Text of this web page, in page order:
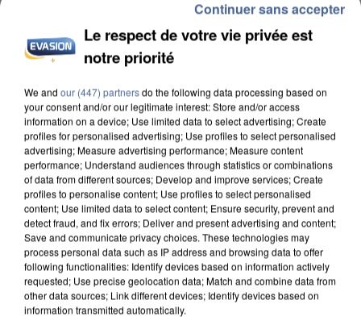
UNE TOURISTE DE L’OISE EMPORTÉE PAR UNE
COULÉE DE BOUE EN HAUTE-SAVOIE
Le respect de votre vie privée est
notre priorité
We and our (447) partnersdo the following data processing based on
your consent and/or our legitimate interest: Store and/or access
information on a device; Use limited data to select advertising; Create
profiles for personalised advertising; Use profiles to select personalised
advertising; Measure advertising performance; Measure content
performance; Understand audiences through statistics or combinations
of data from different sources; Develop and improve services; Create
profiles to personalise content; Use profiles to select personalised
content; Use limited data to select content; Ensure security, prevent and
detect fraud, and fix errors; Deliver and present advertising and content;
Save and communicate privacy choices. These technologies may
process personal data such as IP address and browsing data to offer
following functionalities: Identify devices based on information actively
requested; Use precise geolocation data; Match and combine data from
other data sources; Link different devices; Identify devices based on
information transmitted automatically.
Continuer sans accepter